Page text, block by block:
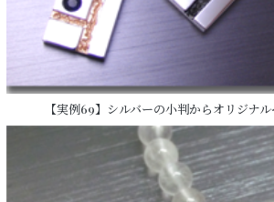
【実例69】シルバーの小判からオリジナ